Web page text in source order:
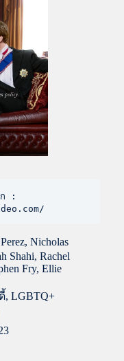
ก :
Nicholas
Shahi, Rachel
Fry, Ellie
LGBTQ+